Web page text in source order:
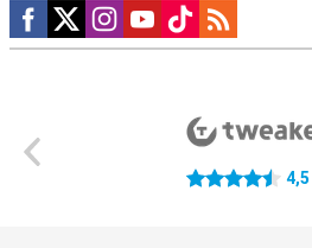
Social media
4.5 sterren 4,5